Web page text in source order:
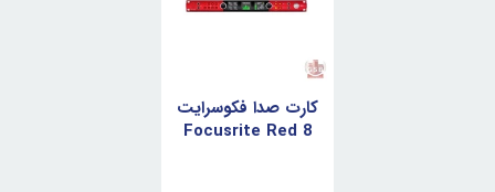
کارت صدا فکوسرایت
Focusrite Red 8